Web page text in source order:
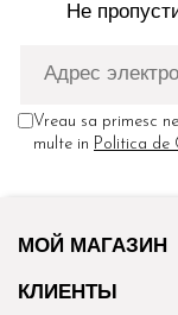
Не
Vreau sa primesc
multe in Politica de
МОЙ МАГАЗИН
КЛИЕНТЫ